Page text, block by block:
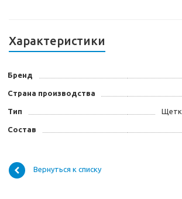
Характеристики
Бренд
Страна производства
Тип
Состав
Вернуться к списку